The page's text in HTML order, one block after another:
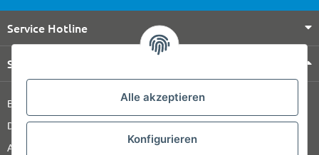
Alle akzeptieren
Konfigurieren
Service Hotline
Shop Service
Barrierefreiheitserklärung
Datenschutz
AGB